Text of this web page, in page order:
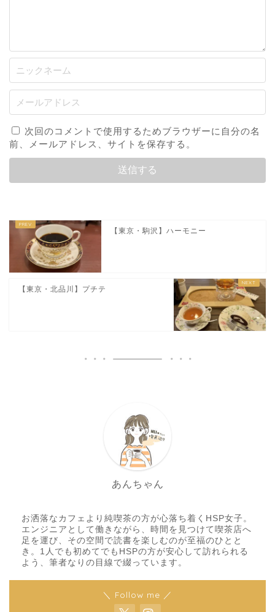
次回のコメントで使用するためブラウザーに自分の名
前、メールアドレス、サイトを保存する。
【東京・駒沢】ハーモニー
【東京・北品川】プチテ
あんちゃん
お洒落なカフェより純喫茶の方が心落ち着くHSP女子。
エンジニアとして働きながら、時間を見つけて喫茶店へ
足を運び、その空間で読書を楽しむのが至福のひとと
き。1人でも初めてでもHSPの方が安心して訪れられる
よう、筆者なりの目線で綴っています。
＼ Follow me ／